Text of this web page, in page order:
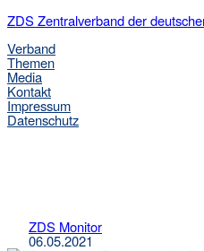
ZDS Zentralverband der
Verband
Themen
Media
Kontakt
Impressum
Datenschutz
ZDS Monitor
06.05.2021